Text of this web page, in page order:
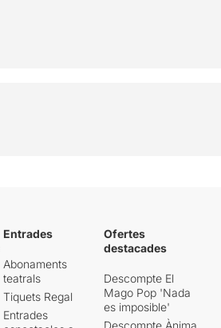
Entrades
Abonaments
teatrals
Tiquets Regal
Entrades
Ofertes
destacades
Descompte El
Mago Pop 'Nada
es imposible'
Descompte Ànima